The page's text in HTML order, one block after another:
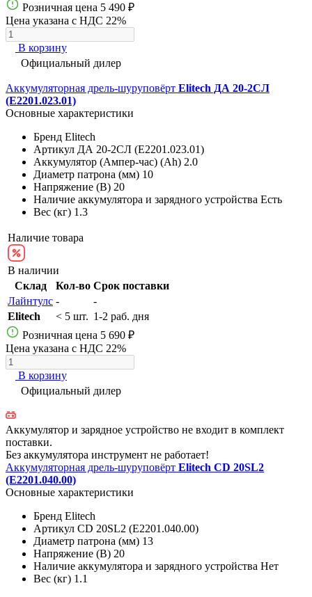
Розничная цена 5 490 ₽
Цена указана с НДС 22%
В корзину
Официальный дилер
Аккумуляторная дрель-шуруповёрт Elitech ДА 20-2СЛ
(E2201.023.01)
Основные характеристики
Бренд Elitech
Артикул ДА 20-2СЛ (E2201.023.01)
Аккумулятор (Ампер-час) (Ah) 2.0
Диаметр патрона (мм) 10
Напряжение (В) 20
Наличие аккумулятора и зарядного устройства Есть
Вес (кг) 1.3
Наличие товара
В наличии
Склад
Кол-во Срок поставки
Лайнтулс -
-
Elitech
< 5 шт. 1-2 раб. дня
Розничная цена 5 690 ₽
Цена указана с НДС 22%
В корзину
Официальный дилер
Аккумулятор и зарядное устройство не входит в комплект
поставки.
Без аккумулятора инструмент не работает!
Аккумуляторная дрель-шуруповёрт Elitech CD 20SL2
(E2201.040.00)
Основные характеристики
Бренд Elitech
Артикул CD 20SL2 (E2201.040.00)
Диаметр патрона (мм) 13
Напряжение (В) 20
Наличие аккумулятора и зарядного устройства Нет
Вес (кг) 1.1